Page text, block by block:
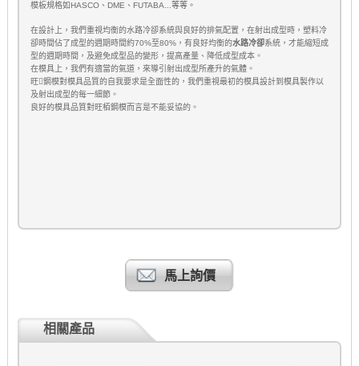
模板規格如HASCO、 DME 、 FUTABA... 等等。
在設計上，我們重視均衡的水路冷卻系統與良好的排氣配置，在射出成型時，塑料冷
卻時間佔了成型的週期時間約70%至80%，有良好均衡的水路冷卻系統，才能縮短成
型的週期時間，及避免成型品的變形，提高產量、降低成型成本。
在模具上，我們有適當的氣道，來導引射出成型所產升的氣體。
旺鋼模對模具品質的自我要求是全面性的，我們重視最初的模具設計到模具製作以
及射出成型的每一細節。
良好的模具品質對旺栢鋼模而言是不能妥協的。
馬上詢價
相關產品